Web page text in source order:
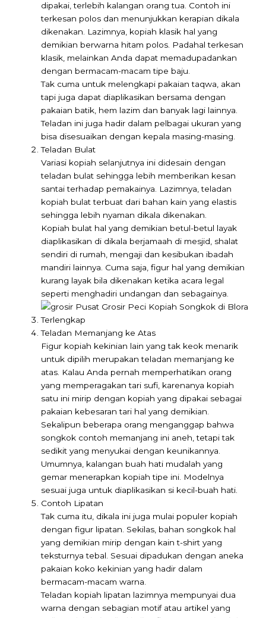
dipakai, terlebih kalangan orang tua. Contoh ini
terkesan polos dan menunjukkan kerapian dikala
dikenakan. Lazimnya, kopiah klasik hal yang
demikian berwarna hitam polos. Padahal terkesan
klasik, melainkan Anda dapat memadupadankan
dengan bermacam-macam tipe baju.
Tak cuma untuk melengkapi pakaian taqwa, akan
tapi juga dapat diaplikasikan bersama dengan
pakaian batik, hem lazim dan banyak lagi lainnya.
Teladan ini juga hadir dalam pelbagai ukuran yang
bisa disesuaikan dengan kepala masing-masing.
Teladan Bulat
Variasi kopiah selanjutnya ini didesain dengan
teladan bulat sehingga lebih memberikan kesan
santai terhadap pemakainya. Lazimnya, teladan
kopiah bulat terbuat dari bahan kain yang elastis
sehingga lebih nyaman dikala dikenakan.
Kopiah bulat hal yang demikian betul-betul layak
diaplikasikan di dikala berjamaah di mesjid, shalat
sendiri di rumah, mengaji dan kesibukan ibadah
mandiri lainnya. Cuma saja, figur hal yang demikian
kurang layak bila dikenakan ketika acara legal
seperti menghadiri undangan dan sebagainya.
Teladan Memanjang ke Atas
Figur kopiah kekinian lain yang tak keok menarik
untuk dipilih merupakan teladan memanjang ke
atas. Kalau Anda pernah memperhatikan orang
yang memperagakan tari sufi, karenanya kopiah
satu ini mirip dengan kopiah yang dipakai sebagai
pakaian kebesaran tari hal yang demikian.
Sekalipun beberapa orang menganggap bahwa
songkok contoh memanjang ini aneh, tetapi tak
sedikit yang menyukai dengan keunikannya.
Umumnya, kalangan buah hati mudalah yang
gemar menerapkan kopiah tipe ini. Modelnya
sesuai juga untuk diaplikasikan si kecil-buah hati.
Contoh Lipatan
Tak cuma itu, dikala ini juga mulai populer kopiah
dengan figur lipatan. Sekilas, bahan songkok hal
yang demikian mirip dengan kain t-shirt yang
teksturnya tebal. Sesuai dipadukan dengan aneka
pakaian koko kekinian yang hadir dalam
bermacam-macam warna.
Teladan kopiah lipatan lazimnya mempunyai dua
warna dengan sebagian motif atau artikel yang